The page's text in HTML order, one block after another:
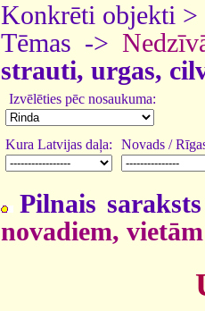
Konkrēti objekti >
Tēmas ->
strauti, urgas,
Izvēlēties pēc nosaukuma:
Kura Latvijas daļa: Novads /
Pilnais
novadiem, vietām